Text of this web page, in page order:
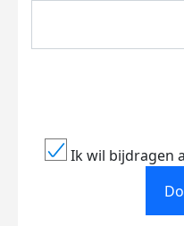
Ik wil bijdragen